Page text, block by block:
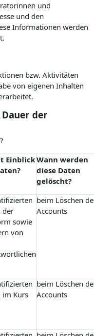
und
und den
Informationen werden
bzw. Aktivitäten
von eigenen Inhalten
der
EinblickWann werden
diese Daten
gelöscht?
der
sowie
von
beim Löschen
Accounts
im Kurs
beim Löschen
Accounts